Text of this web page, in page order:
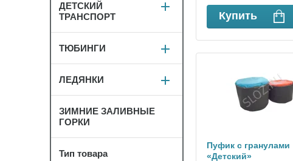
Купить
Пуфик с гранулами
«Детский»
ДЕТСКИЙ
ТРАНСПОРТ
ТЮБИНГИ
ЛЕДЯНКИ
ЗИМНИЕ ЗАЛИВНЫЕ
ГОРКИ
Тип товара